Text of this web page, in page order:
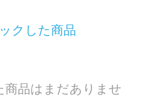
クした商品
商品はまだありませ